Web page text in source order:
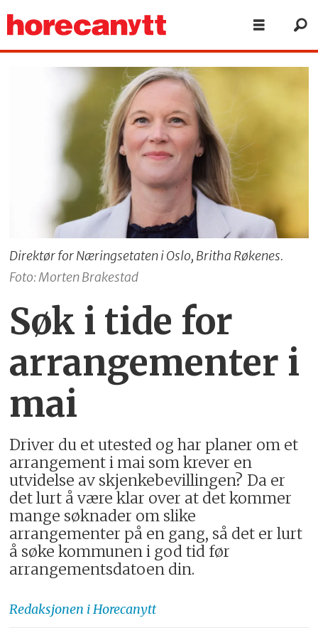
Direktør for Næringsetaten i Oslo, Britha Røkenes.
Foto: Morten Brakestad
Søk i tide for
arrangementer i
mai
Driver du et utested og har planer om et
arrangement i mai som krever en
utvidelse av skjenkebevillingen? Da er
det lurt å være klar over at det kommer
mange søknader om slike
arrangementer på en gang, så det er lurt
å søke kommunen i god tid før
arrangementsdatoen din.
Redaksjonen i Horecanytt